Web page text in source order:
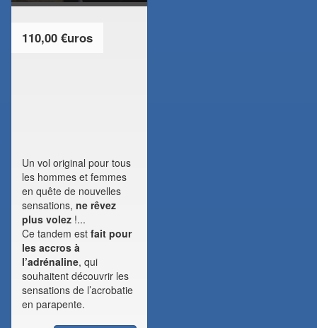
110,00 €uros
Un vol original pour tous
les hommes et femmes
en quête de nouvelles
sensations, ne rêvez
plus volez !...
Ce tandem est fait pour
les accros à
l’adrénaline, qui
souhaitent découvrir les
sensations de l’acrobatie
en parapente.